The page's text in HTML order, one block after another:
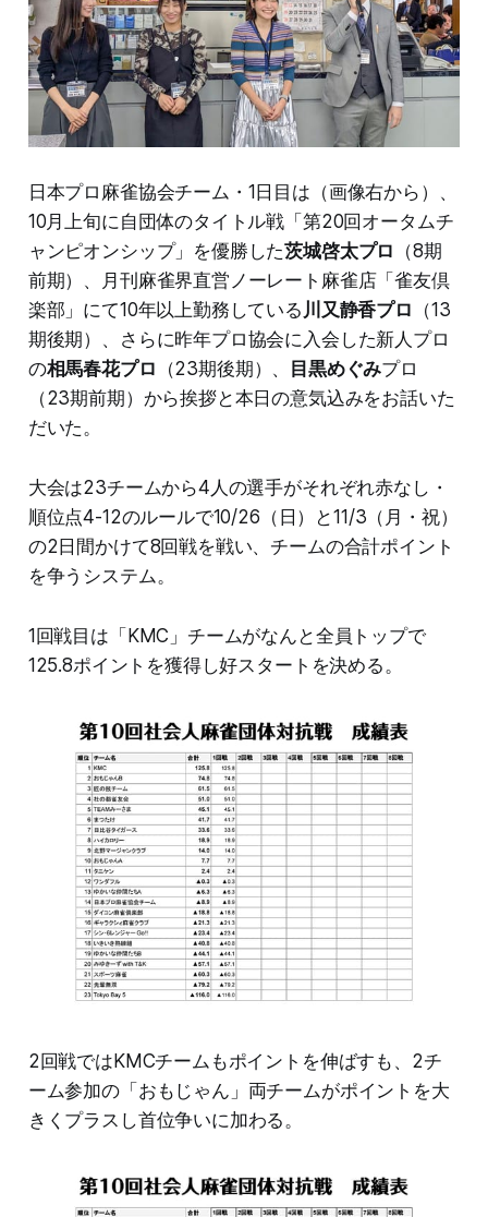
日本プロ麻雀協会チーム・1日目は（画像右から）、
10月上旬に自団体のタイトル戦「第20回オータムチ
ャンピオンシップ」を優勝した茨城啓太プロ
（8期
前期）、月刊麻雀界直営ノーレート麻雀店「雀友倶
楽部」にて10年以上勤務している 川又静香プロ （13
期後期）、さらに昨年プロ協会に入会した新人プロ
の相馬春花プロ （23期後期）、 目黒めぐみプロ
（23期前期）から挨拶と本日の意気込みをお話いた
だいた。
大会は23チームから4人の選手がそれぞれ赤なし・
順位点4-12のルールで10/26（日）と11/3（月・祝）
の2日間かけて8回戦を戦い、チームの合計ポイント
を争うシステム。
1回戦目は「KMC」チームがなんと全員トップで
125.8ポイントを獲得し好スタートを決める。
2回戦ではKMCチームもポイントを伸ばすも、2チ
ーム参加の「おもじゃん」両チームがポイントを大
きくプラスし首位争いに加わる。